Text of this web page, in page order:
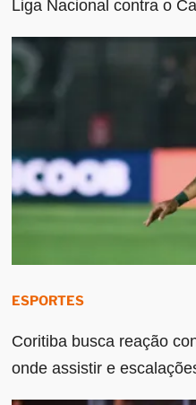
Liga Nacional contra o
ESPORTES
Coritiba busca reação
onde assistir e